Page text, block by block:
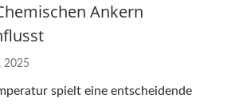
Ankern
2025
spielt eine entscheidende